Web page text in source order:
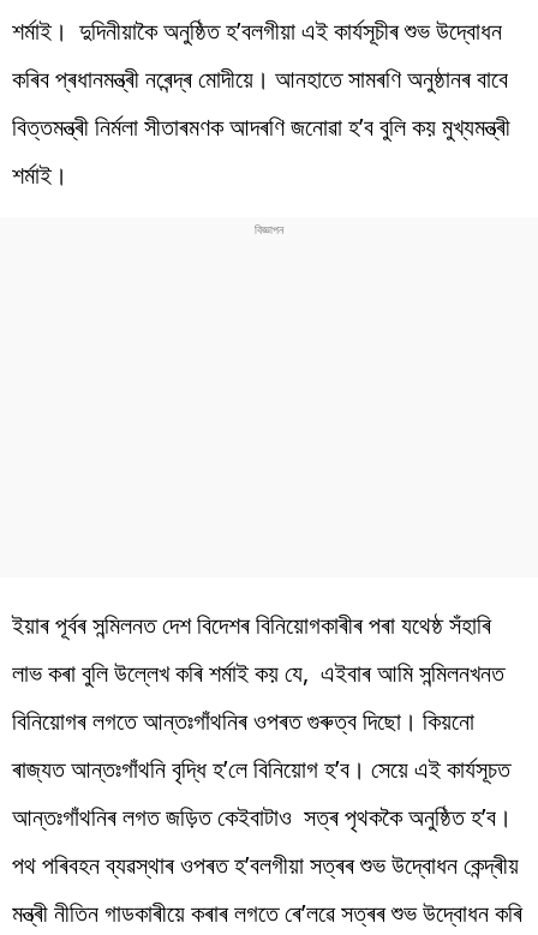
শৰ্মাই। দুদিনীয়াকৈ অনুষ্ঠিত হ’বলগীয়া এই কাৰ্যসূচীৰ শুভ উদ্বোধন
কৰিব প্ৰধানমন্ত্ৰী নৰেন্দ্ৰ মোদীয়ে। আনহাতে সামৰণি অনুষ্ঠানৰ বাবে
বিত্তমন্ত্ৰী নিৰ্মলা সীতাৰমণক আদৰণি জনোৱা হ’ব বুলি কয় মুখ্যমন্ত্ৰী
শৰ্মাই।
ইয়াৰ পূৰ্বৰ সন্মিলনত দেশ বিদেশৰ বিনিয়োগকাৰীৰ পৰা যথেষ্ঠ সঁহাৰি
লাভ কৰা বুলি উল্লেখ কৰি শৰ্মাই কয় যে, এইবাৰ আমি সন্মিলনখনত
বিনিয়োগৰ লগতে আন্তঃগাঁথনিৰ ওপৰত গুৰুত্ব দিছো। কিয়নো
ৰাজ্যত আন্তঃগাঁথনি বৃদ্ধি হ’লে বিনিয়োগ হ’ব। সেয়ে এই কাৰ্যসূচত
আন্তঃগাঁথনিৰ লগত জড়িত কেইবাটাও সত্ৰ পৃথককৈ অনুষ্ঠিত হ’ব।
পথ পৰিবহন ব্যৱস্থাৰ ওপৰত হ’বলগীয়া সত্ৰৰ শুভ উদ্বোধন কেন্দ্ৰীয়
মন্ত্ৰী নীতিন গাডকাৰীয়ে কৰাৰ লগতে ৰে’লৱে সত্ৰৰ শুভ উদ্বোধন কৰি